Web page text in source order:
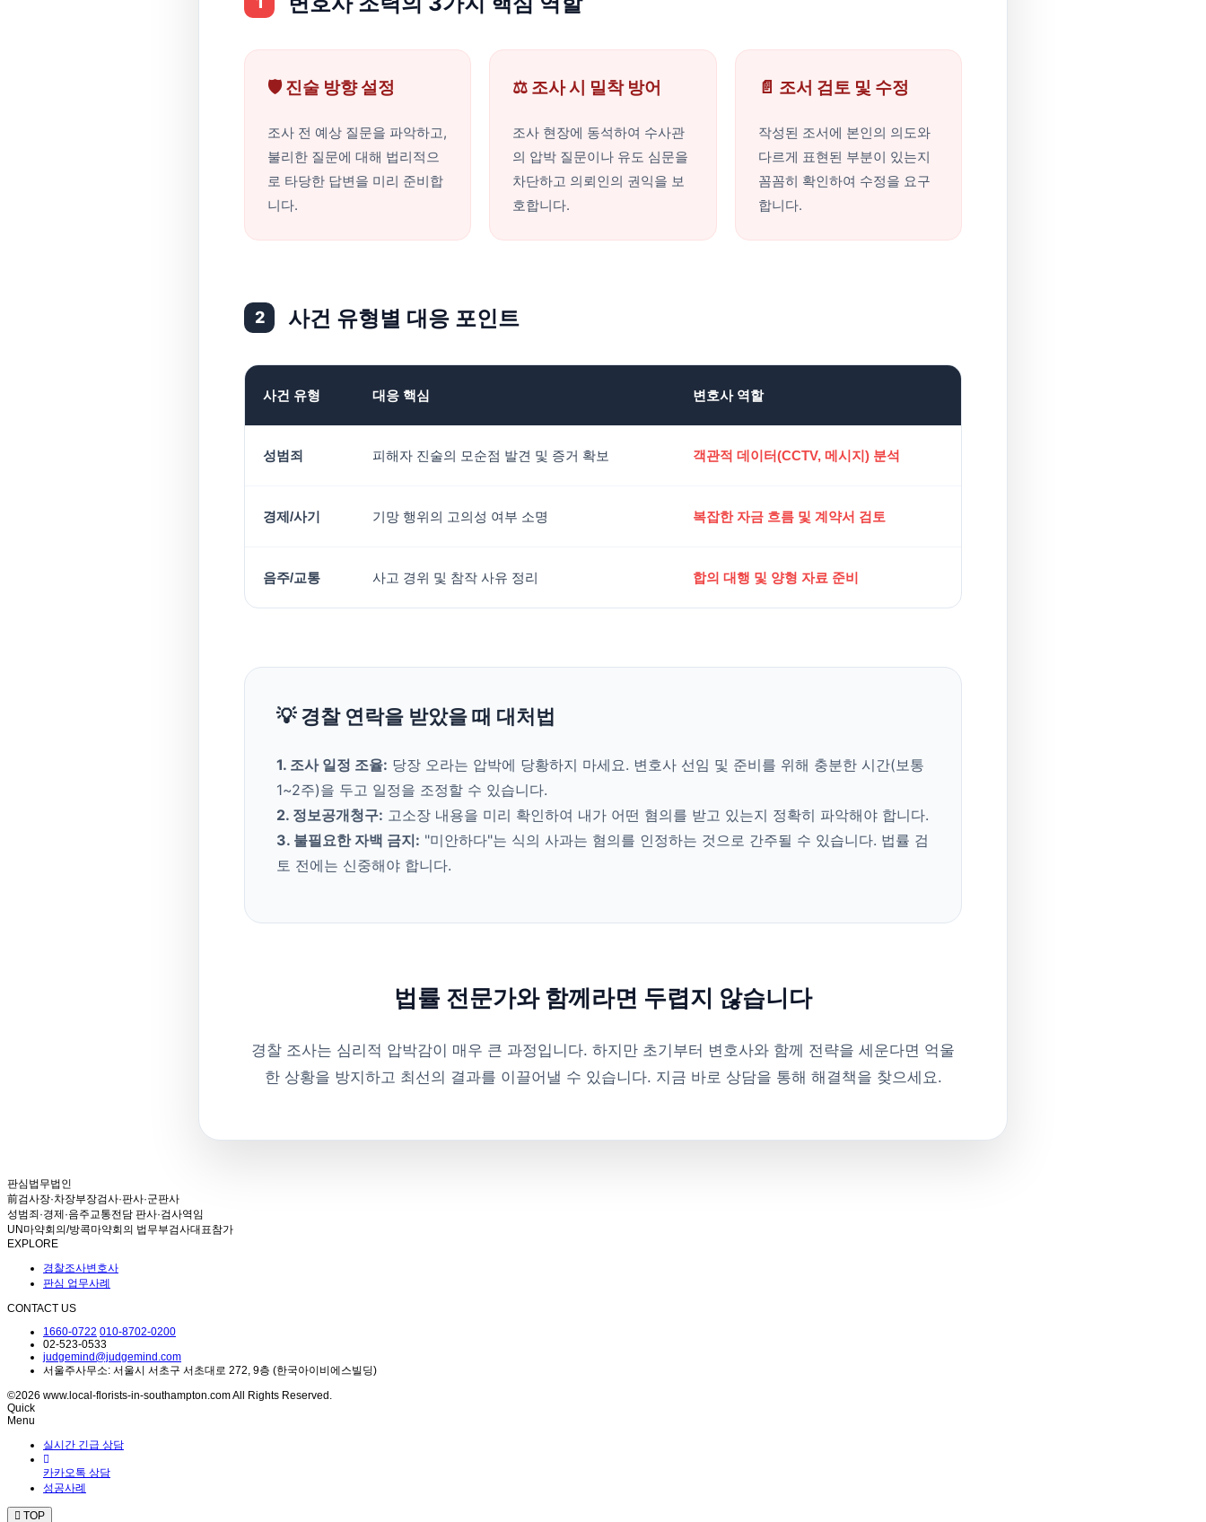
🛡️ 진술 방향 설정
조사 전 예상 질문을 파악하고,
불리한 질문에 대해 법리적으
로 타당한 답변을 미리 준비합
니다.
⚖️ 조사 시 밀착 방어
조사 현장에 동석하여 수사관
의 압박 질문이나 유도 심문을
차단하고 의뢰인의 권익을 보
호합니다.
📄 조서 검토 및 수정
작성된 조서에 본인의 의도와
다르게 표현된 부분이 있는지
꼼꼼히 확인하여 수정을 요구
합니다.
2 사건 유형별 대응 포인트
사건 유형 대응 핵심 변호사 역할
성범죄 피해자 진술의 모순점 발견 및 증거 확보 객관적 데이터(CCTV, 메시지) 분석
경제/사기 기망 행위의 고의성 여부 소명 복잡한 자금 흐름 및 계약서 검토
음주/교통 사고 경위 및 참작 사유 정리 합의 대행 및 양형 자료 준비
💡 경찰 연락을 받았을 때 대처법
1. 조사 일정 조율: 당장 오라는 압박에 당황하지 마세요. 변호사 선임 및 준비를 위해 충분한 시간(보통
1~2주)을 두고 일정을 조정할 수 있습니다.
2. 정보공개청구: 고소장 내용을 미리 확인하여 내가 어떤 혐의를 받고 있는지 정확히 파악해야 합니다.
3. 불필요한 자백 금지: "미안하다"는 식의 사과는 혐의를 인정하는 것으로 간주될 수 있습니다. 법률 검
토 전에는 신중해야 합니다.
법률 전문가와 함께라면 두렵지 않습니다
경찰 조사는 심리적 압박감이 매우 큰 과정입니다. 하지만 초기부터 변호사와 함께 전략을 세운다면 억울
한 상황을 방지하고 최선의 결과를 이끌어낼 수 있습니다. 지금 바로 상담을 통해 해결책을 찾으세요.
판심법무법인
前검사장·차장부장검사·판사·군판사
성범죄·경제·음주교통전담 판사·검사역임
UN마약회의/방콕마약회의 법무부검사대표참가
EXPLORE
경찰조사변호사
판심 업무사례
CONTACT US
1660-0722 010-8702-0200
02-523-0533
judgemind@judgemind.com
서울주사무소: 서울시 서초구 서초대로 272, 9층 (한국아이비에스빌딩)
©2026 www.local-florists-in-southampton.com All Rights Reserved.
Quick
Menu
실시간 긴급 상담
카카오톡 상담
성공사례
TOP